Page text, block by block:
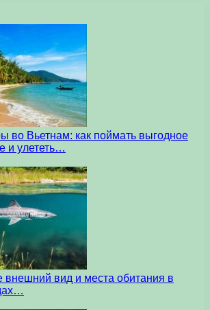
во Вьетнам: как поймать выгодное
и улететь…
внешний вид и места обитания в